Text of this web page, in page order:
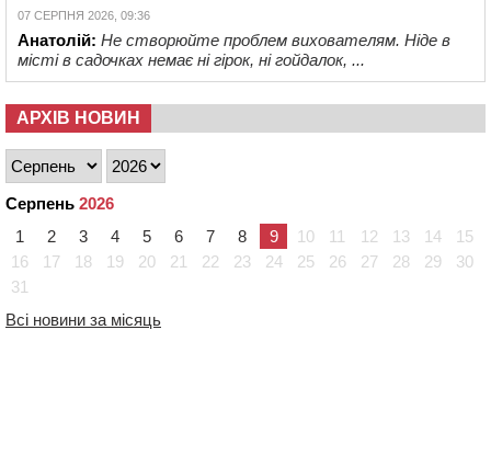
07 СЕРПНЯ 2026, 09:36
Анатолій: Не створюйте проблем вихователям. Ніде в
місті в садочках немає ні гірок, ні гойдалок, ...
АРХІВ НОВИН
Серпень 2026
1
2 3 4 5 6 7 8 9 10 11 12 13 14
15
16
17 18 19 20 21 22 23 24 25 26 27 28 29
30
31
Всі новини за місяць